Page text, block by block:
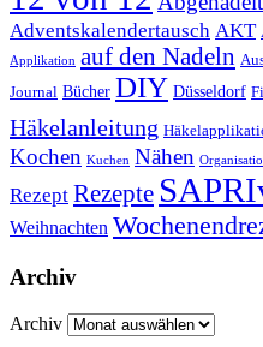
Adventskalendertausch AKT
Applikation auf den Nadeln
Journal Bücher DIY Düsseldorf
Häkelanleitung
Kochen Kuchen Nähen
Rezept Rezepte
Weihnachten
Archiv
Archiv